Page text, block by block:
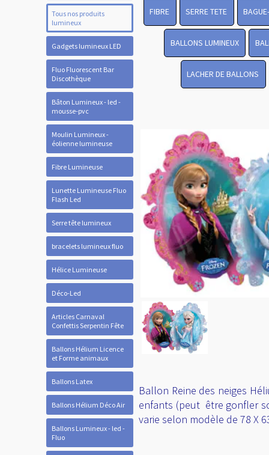
Tous nos produits
lumineux
Gadgets lumineux LED
Fluo Fluorescent Bar
Discothèque
Bâton Lumineux - led -
mousse-pvc
Moulin Lumineux -
éolienne lumineuse
Fibre Lumineuse
Lunette Lumineuse Fluo
Flash Led
Serre tête lumineux
bracelets lumineux fluo
Hélice Lumineuse
Déco-Led
Articles Carnaval
Confettis Serpentin Fête
Ballons Hélium Licence
et Forme animaux
Ballons Latex
Ballons Hélium Déco Air
Ballons Lumineux - led -
Fluo
FIBRE SERRE TETE
BALLONS LUMINEUX
LACHER DE BALLONS
Ballon Reine des neiges
enfants (peut être gonfler
varie selon modèle de 78 X